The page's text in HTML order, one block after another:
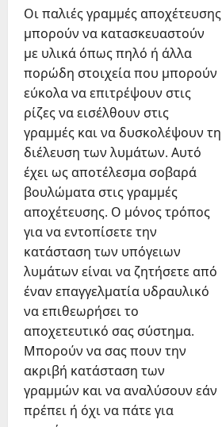
Οι παλιές γραμμές αποχέτευσης
μπορούν να κατασκευαστούν
με υλικά όπως πηλό ή άλλα
πορώδη στοιχεία που μπορούν
εύκολα να επιτρέψουν στις
ρίζες να εισέλθουν στις
γραμμές και να δυσκολέψουν τη
διέλευση των λυμάτων. Αυτό
έχει ως αποτέλεσμα σοβαρά
βουλώματα στις γραμμές
αποχέτευσης. Ο μόνος τρόπος
για να εντοπίσετε την
κατάσταση των υπόγειων
λυμάτων είναι να ζητήσετε από
έναν επαγγελματία υδραυλικό
να επιθεωρήσει το
αποχετευτικό σας σύστημα.
Μπορούν να σας πουν την
ακριβή κατάσταση των
γραμμών και να αναλύσουν εάν
πρέπει ή όχι να πάτε για